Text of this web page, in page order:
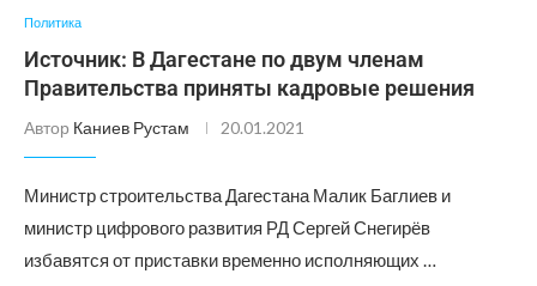
Политика
Источник: В Дагестане по двум членам
Правительства приняты кадровые решения
Автор Каниев Рустам 20.01.2021
Министр строительства Дагестана Малик Баглиев и
министр цифрового развития РД Сергей Снегирёв
избавятся от приставки временно исполняющих …